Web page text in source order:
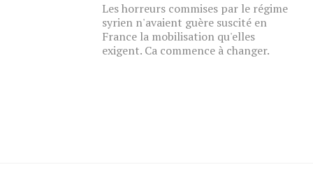
Les horreurs commises par le régime
syrien n'avaient guère suscité en
France la mobilisation qu'elles
exigent. Ca commence à changer.